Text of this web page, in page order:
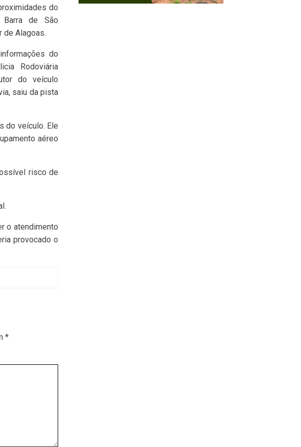
do
de São
de Alagoas.
do
Rodoviária
do veículo
saiu da pista
do veículo. Ele
aéreo
risco de
o atendimento
provocado o
*